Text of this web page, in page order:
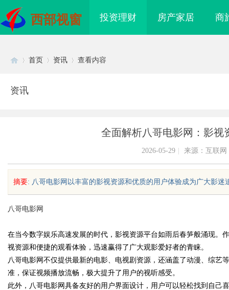
西部视窗 投资理财 房产家居 商
sc
首页 资讯 查看内容
资讯
全面解析八哥电影网：影视
2026-05-29 来源：互联网
摘要: 八哥电影网以丰富的影视资源和优质的用户体验成为广大影
八哥电影网
在当今数字娱乐高速发展的时代，影视资源平台如雨后春笋般涌现。
视资源和便捷的观看体验，迅速赢得了广大观影爱好者的青睐。
八哥电影网不仅提供最新的电影、电视剧资源，还涵盖了动漫、综艺
准，保证视频播放流畅，极大提升了用户的视听感受。
此外，八哥电影网具备友好的用户界面设计，用户可以轻松找到自己
牌哪个用户评价高？
草硬核实力
靠谱